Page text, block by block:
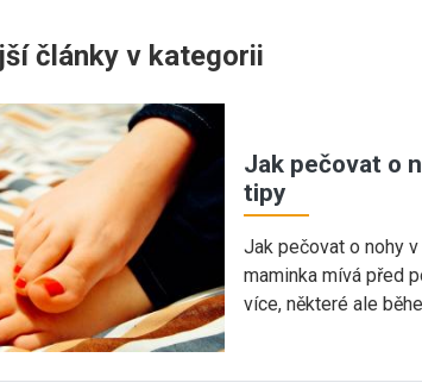
články v kategorii
Jak pečovat o
tipy
Jak pečovat o nohy
maminka mívá před
více, některé ale